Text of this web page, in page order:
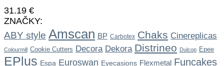
31.19 €
ZNAČKY:
ABY style Amscan BP Carbotex Chaks Cinereplicas
Colourmill Cookie Cutters Decora Dekora Distrineo Dulcop Epee
EPlus Espa Euroswan Eyecasions Flexmetal Funcakes